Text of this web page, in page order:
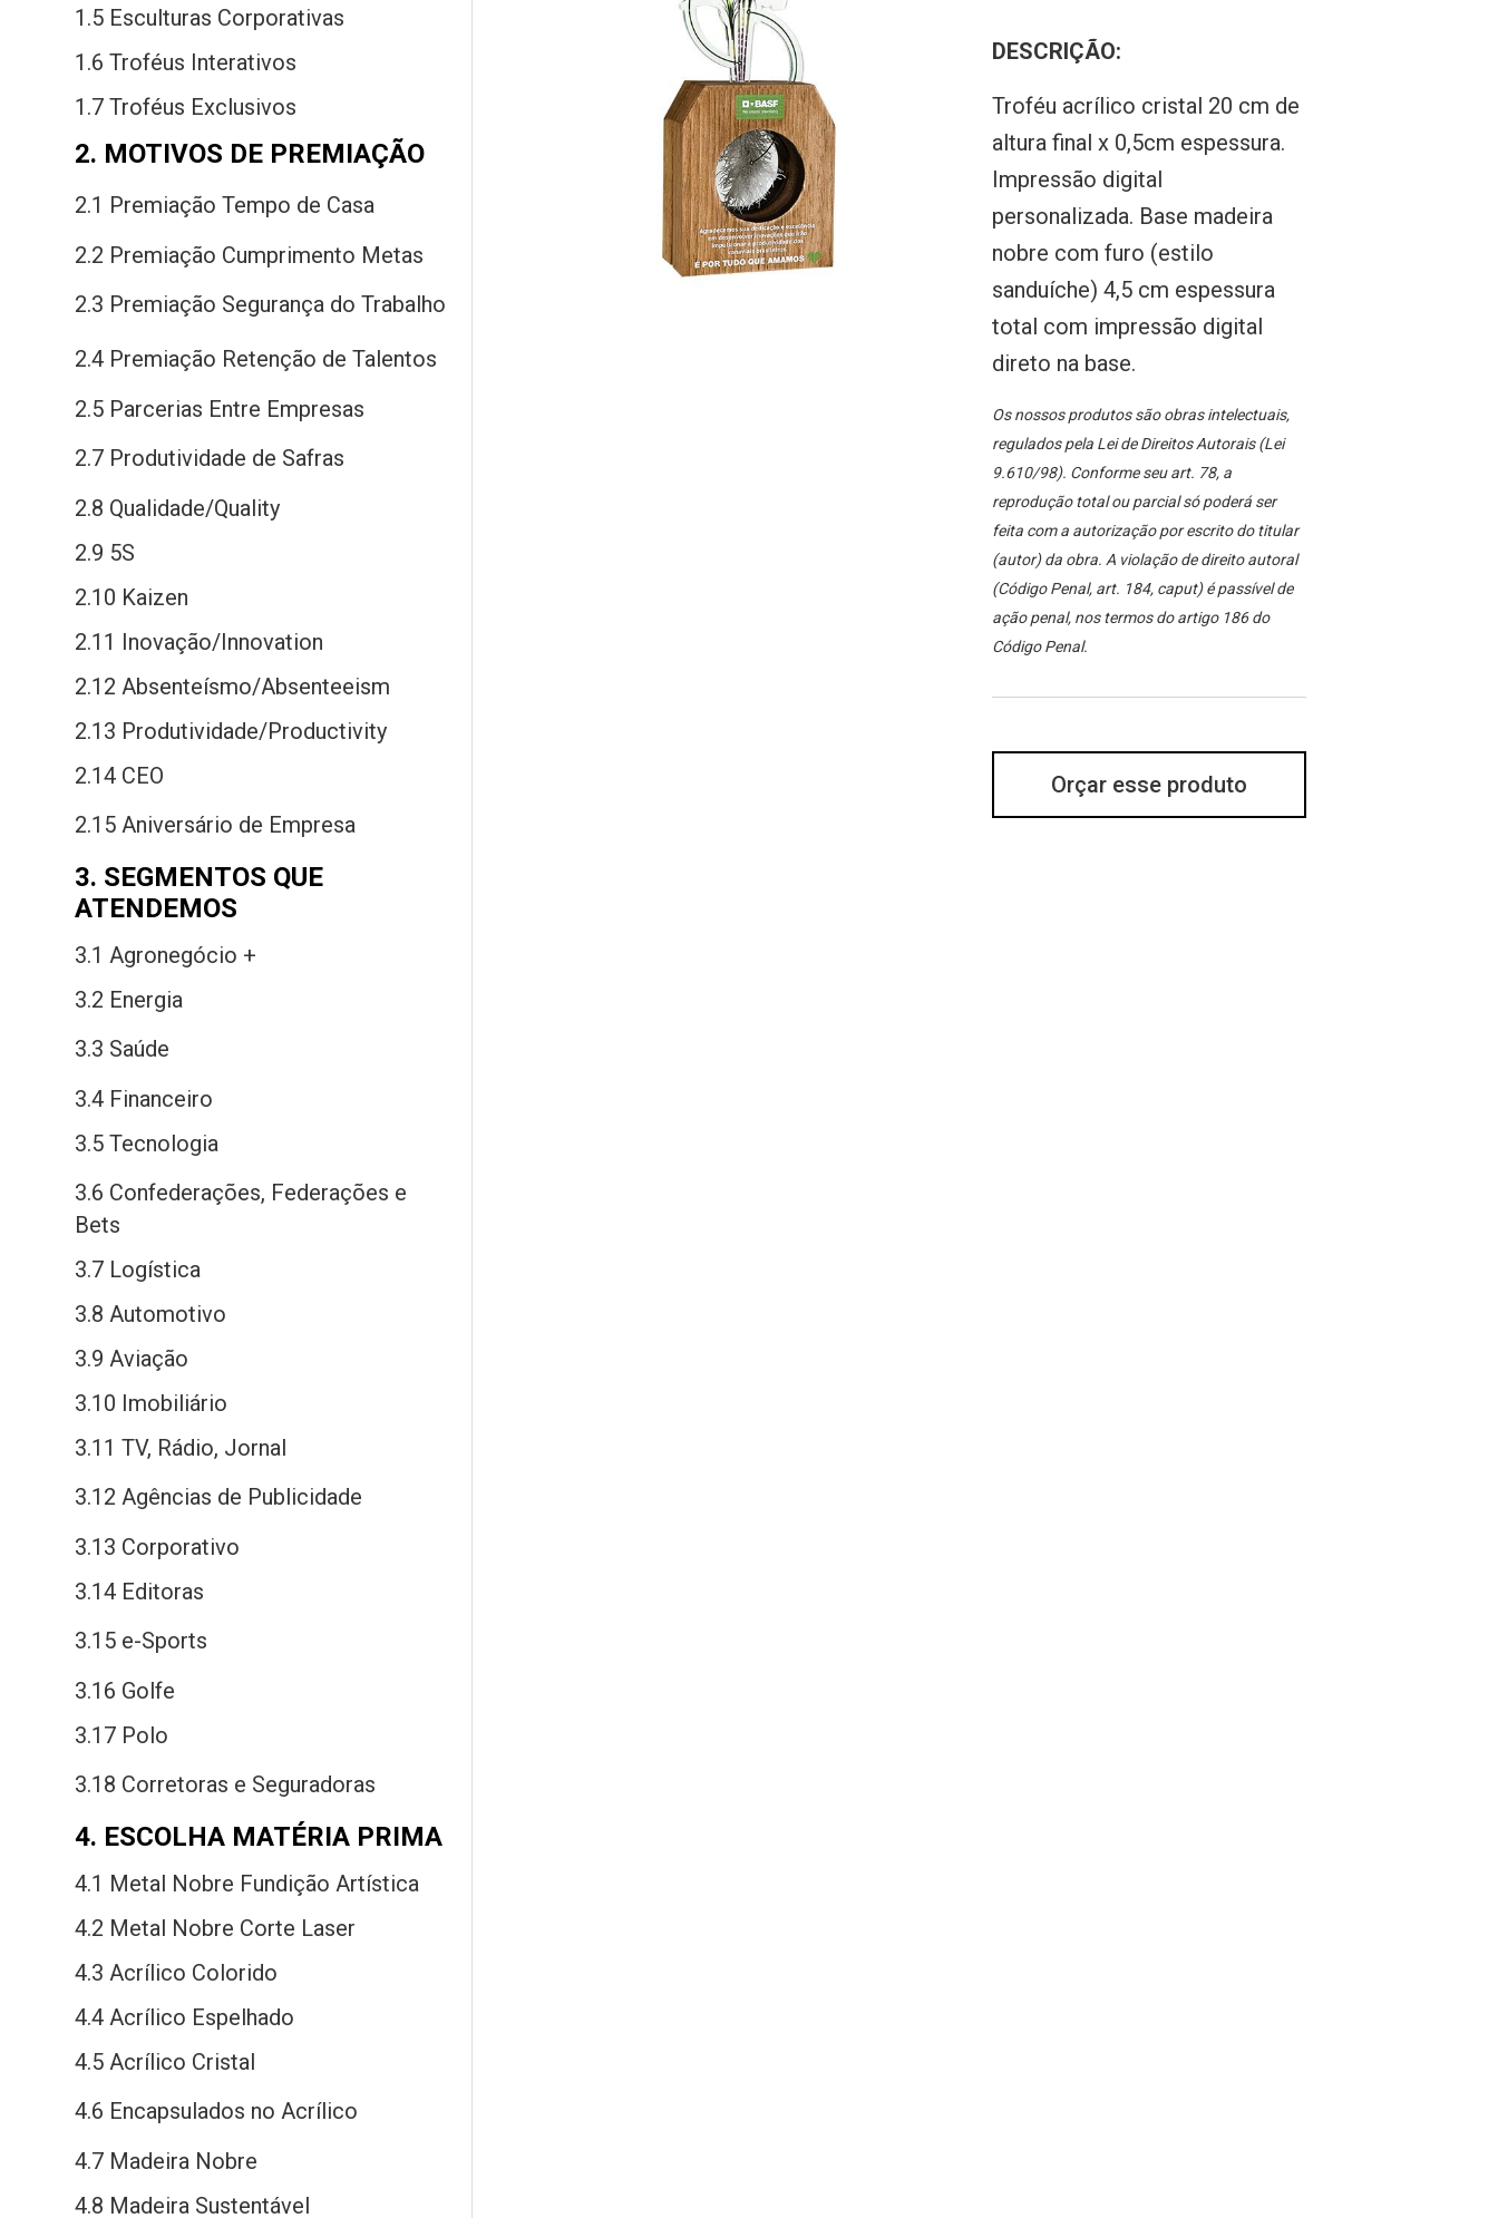
1.5 Esculturas Corporativas
1.6 Troféus Interativos
1.7 Troféus Exclusivos
2. MOTIVOS DE PREMIAÇÃO
2.1 Premiação Tempo de Casa
2.2 Premiação Cumprimento Metas
2.3 Premiação Segurança do Trabalho
2.4 Premiação Retenção de Talentos
2.5 Parcerias Entre Empresas
2.7 Produtividade de Safras
2.8 Qualidade/Quality
2.9 5S
2.10 Kaizen
2.11 Inovação/Innovation
2.12 Absenteísmo/Absenteeism
2.13 Produtividade/Productivity
2.14 CEO
2.15 Aniversário de Empresa
3. SEGMENTOS QUE
ATENDEMOS
3.1 Agronegócio +
3.2 Energia
3.3 Saúde
3.4 Financeiro
3.5 Tecnologia
3.6 Confederações, Federações e
Bets
3.7 Logística
3.8 Automotivo
3.9 Aviação
3.10 Imobiliário
3.11 TV, Rádio, Jornal
3.12 Agências de Publicidade
3.13 Corporativo
3.14 Editoras
3.15 e-Sports
3.16 Golfe
3.17 Polo
3.18 Corretoras e Seguradoras
4. ESCOLHA MATÉRIA PRIMA
4.1 Metal Nobre Fundição Artística
4.2 Metal Nobre Corte Laser
4.3 Acrílico Colorido
4.4 Acrílico Espelhado
4.5 Acrílico Cristal
4.6 Encapsulados no Acrílico
4.7 Madeira Nobre
4.8 Madeira Sustentável
DESCRIÇÃO:
Troféu acrílico cristal 20 cm de
altura final x 0,5cm espessura.
Impressão digital
personalizada. Base madeira
nobre com furo (estilo
sanduíche) 4,5 cm espessura
total com impressão digital
direto na base.
Os nossos produtos são obras intelectuais,
regulados pela Lei de Direitos Autorais (Lei
9.610/98). Conforme seu art. 78, a
reprodução total ou parcial só poderá ser
feita com a autorização por escrito do titular
(autor) da obra. A violação de direito autoral
(Código Penal, art. 184, caput) é passível de
ação penal, nos termos do artigo 186 do
Código Penal.
Orçar esse produto